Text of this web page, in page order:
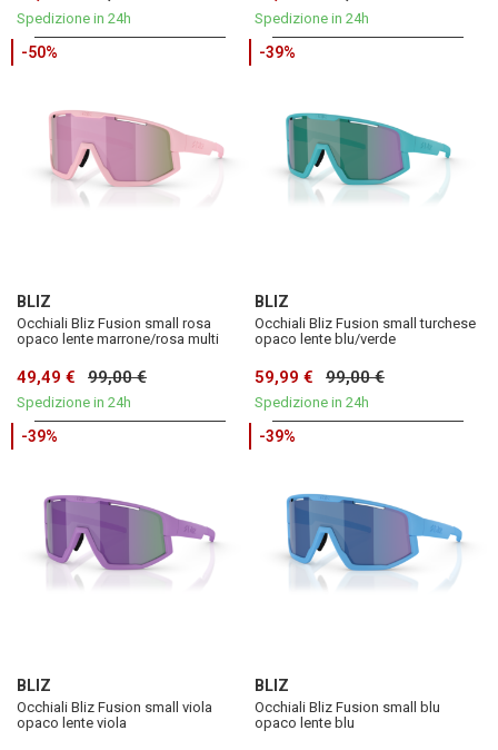
Spedizione in 24h Spedizione in 24h
-50%
BLIZ
Occhiali Bliz Fusion small rosa
opaco lente marrone/rosa multi
49,49 € 99,00 €
Spedizione in 24h
-39%
BLIZ
Occhiali Bliz Fusion small turchese
opaco lente blu/verde
59,99 € 99,00 €
Spedizione in 24h
-39%
BLIZ
Occhiali Bliz Fusion small viola
opaco lente viola
-39%
BLIZ
Occhiali Bliz Fusion small blu
opaco lente blu